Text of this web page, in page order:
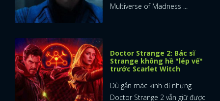
Multiverse of Madness ...
Doctor Strange 2: Bác sĩ
Strange không hề "lép vế"
trước Scarlet Witch
Dù gắn mác kinh dị nhưng
Doctor Strange 2 vẫn giữ được